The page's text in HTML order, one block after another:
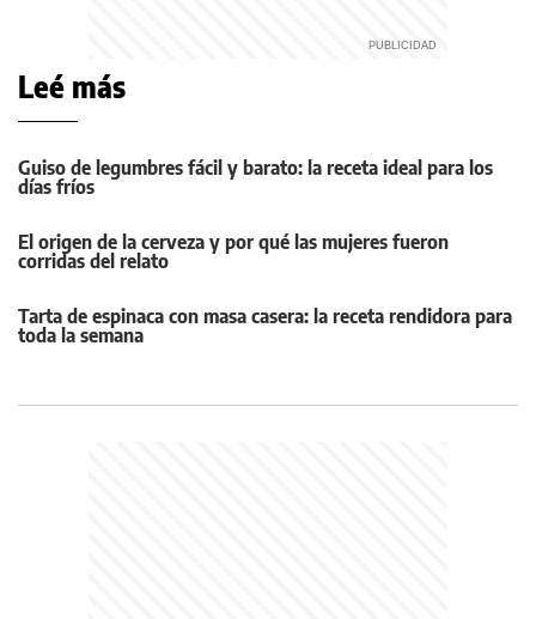
Leé más
Guiso de legumbres fácil y barato: la receta ideal para los
días fríos
El origen de la cerveza y por qué las mujeres fueron
corridas del relato
Tarta de espinaca con masa casera: la receta rendidora para
toda la semana